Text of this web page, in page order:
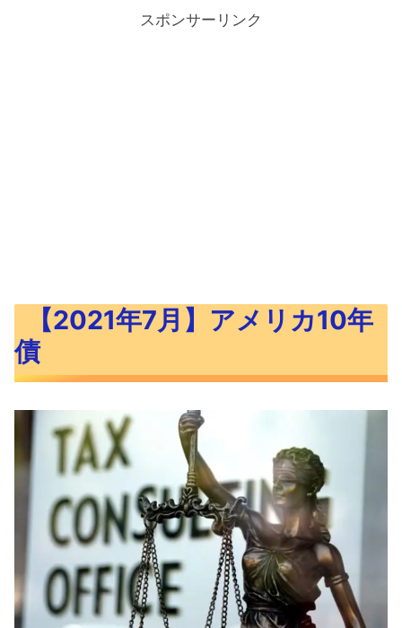
スポンサーリンク
【2021年7月】アメリカ10年
債